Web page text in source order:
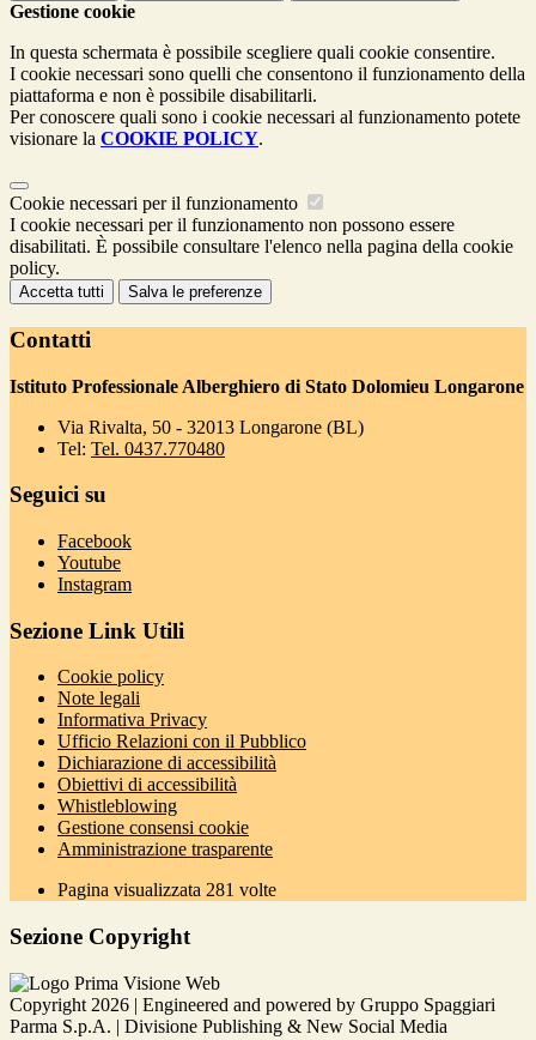
Gestione cookie
In questa schermata è possibile scegliere quali cookie consentire.
I cookie necessari sono quelli che consentono il funzionamento della
piattaforma e non è possibile disabilitarli.
Per conoscere quali sono i cookie necessari al funzionamento potete
visionare la COOKIE POLICY.
Cookie necessari per il funzionamento
I cookie necessari per il funzionamento non possono essere
disabilitati. È possibile consultare l'elenco nella pagina della cookie
policy.
Accetta tutti Salva le preferenze
Contatti
Istituto Professionale Alberghiero di Stato Dolomieu Longarone
Via Rivalta, 50 - 32013 Longarone (BL)
Tel: Tel. 0437.770480
Seguici su
Facebook
Youtube
Instagram
Sezione Link Utili
Cookie policy
Note legali
Informativa Privacy
Ufficio Relazioni con il Pubblico
Dichiarazione di accessibilità
Obiettivi di accessibilità
Whistleblowing
Gestione consensi cookie
Amministrazione trasparente
Pagina visualizzata 281 volte
Sezione Copyright
Copyright 2026 | Engineered and powered by Gruppo Spaggiari
Parma S.p.A. | Divisione Publishing & New Social Media